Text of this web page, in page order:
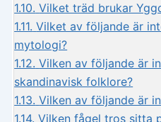
1.10. Vilket träd brukar
1.11. Vilket av följande är
mytologi?
1.12. Vilken av följande är
skandinavisk folklore?
1.13. Vilken av följande är
1.14. Vilken fågel tros sitta